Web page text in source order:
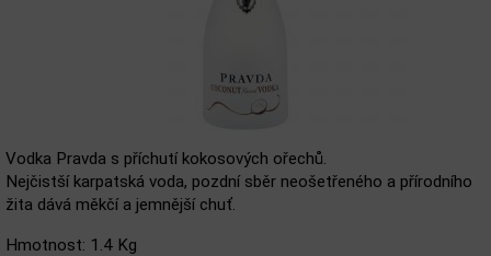
Vodka Pravda s příchutí kokosových ořechů.
Nejčistší karpatská voda, pozdní sběr neošetřeného a přírodního
žita dává měkčí a jemnější chuť.
Hmotnost: 1.4 Kg